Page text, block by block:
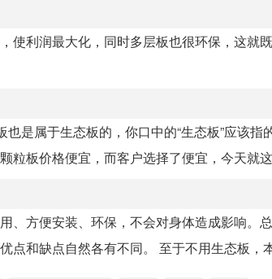
使利润最大化，同时多层板也很环保，这就
是属于生态板的，你口中的“生态板”应该指
粒板价格便宜，而客户选择了便宜，今天就
、方便安装、环保，不会对身体造成影响。
点和缺点自然各有不同。 至于不用生态板，